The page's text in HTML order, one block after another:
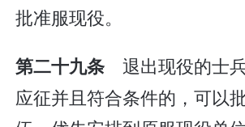
批准服现役。
第二十九条 退出现役的士
应征并且符合条件的，可以